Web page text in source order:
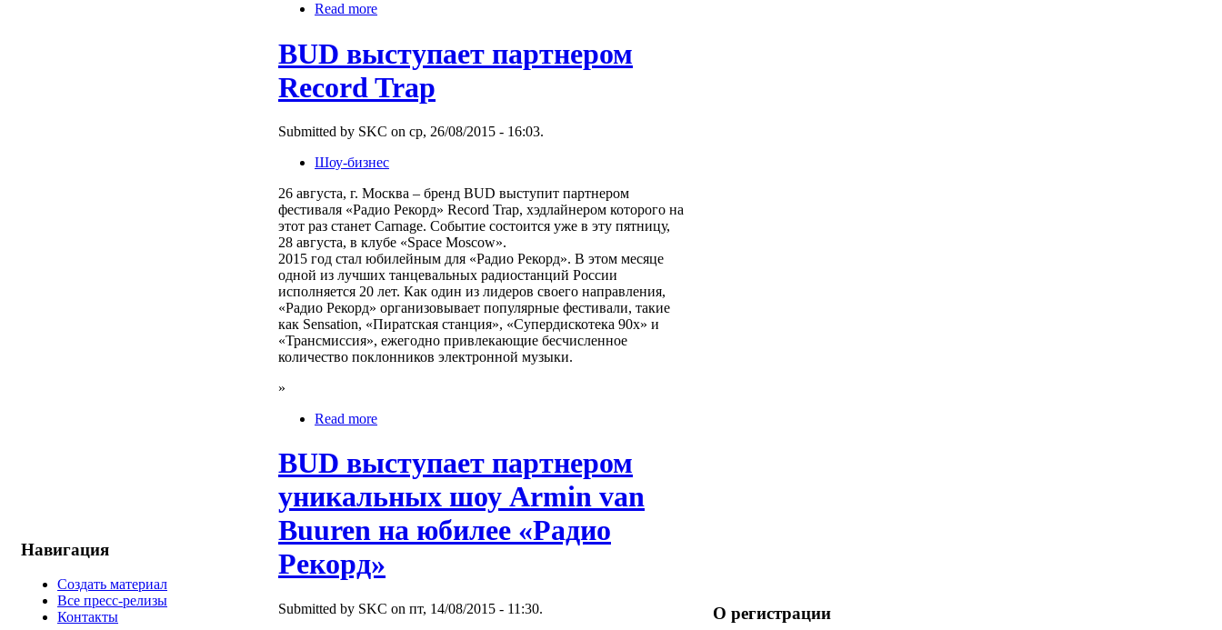
Навигация
Создать материал
Все пресс-релизы
Контакты
Read more
BUD выступает партнером
Record Trap
Submitted by SKC on ср, 26/08/2015 - 16:03.
Шоу-бизнес
26 августа, г. Москва – бренд BUD выступит партнером
фестиваля «Радио Рекорд» Record Trap, хэдлайнером которого на
этот раз станет Carnage. Событие состоится уже в эту пятницу,
28 августа, в клубе «Space Moscow».
2015 год стал юбилейным для «Радио Рекорд». В этом месяце
одной из лучших танцевальных радиостанций России
исполняется 20 лет. Как один из лидеров своего направления,
«Радио Рекорд» организовывает популярные фестивали, такие
как Sensation, «Пиратская станция», «Супердискотека 90х» и
«Трансмиссия», ежегодно привлекающие бесчисленное
количество поклонников электронной музыки.
»
Read more
BUD выступает партнером
уникальных шоу Armin van
Buuren на юбилее «Радио
Рекорд»
Submitted by SKC on пт, 14/08/2015 - 11:30.
О регистрации